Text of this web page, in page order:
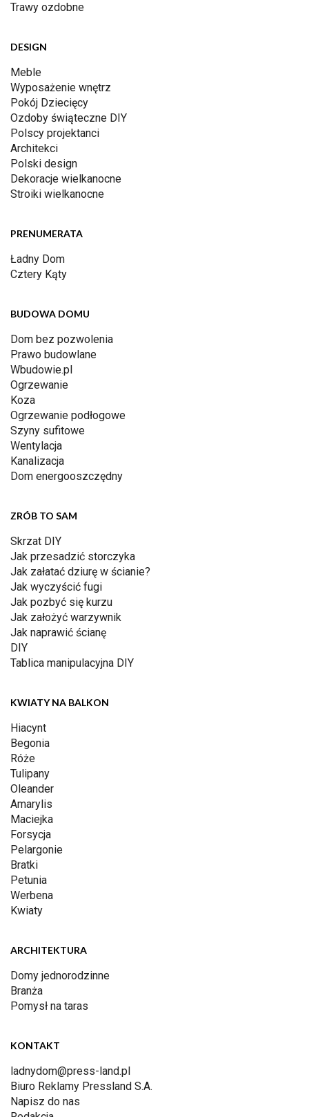
Trawy ozdobne
DESIGN
Meble
Wyposażenie wnętrz
Pokój Dziecięcy
Ozdoby świąteczne DIY
Polscy projektanci
Architekci
Polski design
Dekoracje wielkanocne
Stroiki wielkanocne
PRENUMERATA
Ładny Dom
Cztery Kąty
BUDOWA DOMU
Dom bez pozwolenia
Prawo budowlane
Wbudowie.pl
Ogrzewanie
Koza
Ogrzewanie podłogowe
Szyny sufitowe
Wentylacja
Kanalizacja
Dom energooszczędny
ZRÓB TO SAM
Skrzat DIY
Jak przesadzić storczyka
Jak załatać dziurę w ścianie?
Jak wyczyścić fugi
Jak pozbyć się kurzu
Jak założyć warzywnik
Jak naprawić ścianę
DIY
Tablica manipulacyjna DIY
KWIATY NA BALKON
Hiacynt
Begonia
Róże
Tulipany
Oleander
Amarylis
Maciejka
Forsycja
Pelargonie
Bratki
Petunia
Werbena
Kwiaty
ARCHITEKTURA
Domy jednorodzinne
Branża
Pomysł na taras
KONTAKT
ladnydom@press-land.pl
Biuro Reklamy Pressland S.A.
Napisz do nas